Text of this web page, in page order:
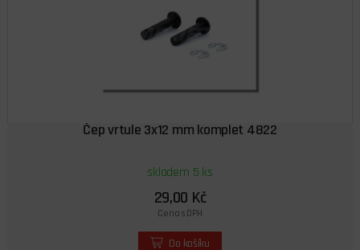
Čep vrtule 3x12 mm komplet 4822
skladem 5 ks
29,00 Kč
Cena s DPH
Do košíku